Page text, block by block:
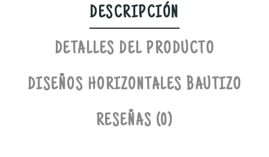
DESCRIPCIÓN
DETALLES DEL PRODUCTO
DISEÑOS HORIZONTALES BAUTIZO
RESEÑAS (0)